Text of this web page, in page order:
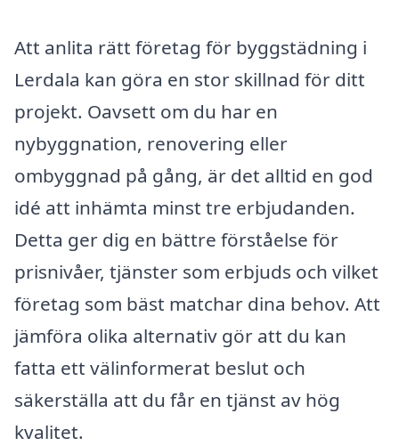
Att anlita rätt företag för byggstädning i
Lerdala kan göra en stor skillnad för ditt
projekt. Oavsett om du har en
nybyggnation, renovering eller
ombyggnad på gång, är det alltid en god
idé att inhämta minst tre erbjudanden.
Detta ger dig en bättre förståelse för
prisnivåer, tjänster som erbjuds och vilket
företag som bäst matchar dina behov. Att
jämföra olika alternativ gör att du kan
fatta ett välinformerat beslut och
säkerställa att du får en tjänst av hög
kvalitet.